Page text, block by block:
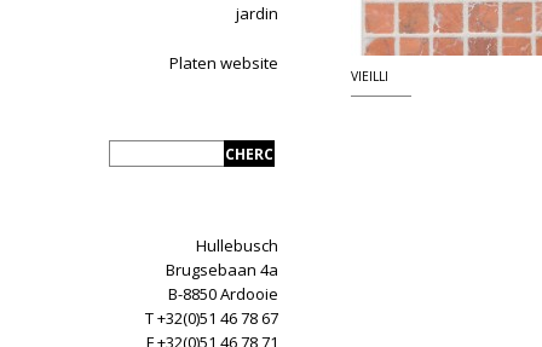
jardin
Platen website
Hullebusch
Brugsebaan 4a
B-8850 Ardooie
T +32(0)51 46 78 67
F +32(0)51 46 78 71
VIEILLI